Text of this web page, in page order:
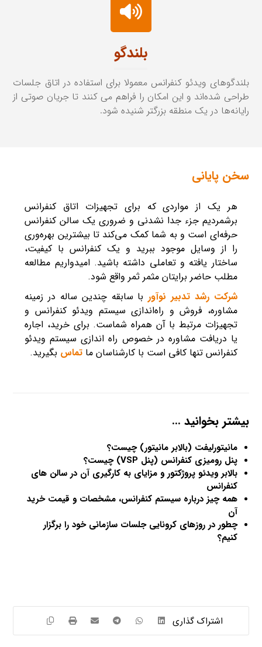
بلندگو
بلندگوهای ویدئو کنفرانس معمولا برای استفاده در اتاق جلسات
طراحی شده‌اند و این امکان را فراهم می کنند تا جریان صوتی از
رایانه‌ها در یک منطقه بزرگتر شنیده شود.
سخن پایانی
هر یک از مواردی که برای تجهیزات اتاق کنفرانس
برشمردیم جزء جدا نشدنی و ضروری یک سالن کنفرانس
حرفه‌ای است و به شما کمک می‌کند تا بیشترین بهره‌وری
را از وسایل موجود ببرید و یک کنفرانس با کیفیت،
ساختار یافته و تعاملی داشته باشید. امیدواریم مطالعه
مطلب حاضر برایتان مثمر ثمر واقع شود.
شرکت رشد تدبیر نوآوربا سابقه چندین ساله در زمینه
مشاوره، فروش و راه‌اندازی سیستم ویدئو کنفرانس و
تجهیزات مرتبط با آن همراه شماست. برای خرید، اجاره
یا دریافت مشاوره در خصوص راه اندازی سیستم ویدئو
کنفرانس تنها کافی است با کارشناسان ماتماس بگیرید.
بیشتر بخوانید …
مانیتورلیفت (بالابر مانیتور) چیست؟
پنل رومیزی کنفرانس (پنل VSP) چیست؟
بالابر ویدئو پروژکتور و مزایای به کارگیری آن در سالن های
کنفرانس
همه چیز درباره سیستم کنفرانس، مشخصات و قیمت خرید
آن
چطور در روزهای کرونایی جلسات سازمانی خود را برگزار
کنیم؟